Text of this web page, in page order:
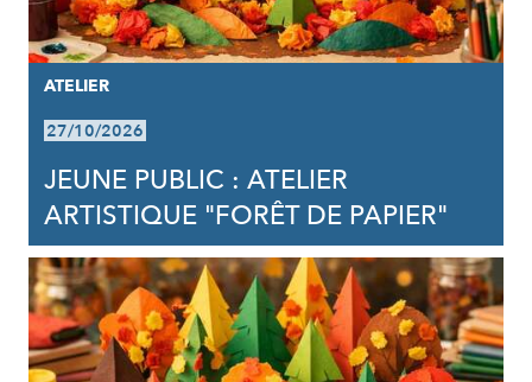
ATELIER
27/10/2026
JEUNE PUBLIC : ATELIER
ARTISTIQUE "FORÊT DE PAPIER"